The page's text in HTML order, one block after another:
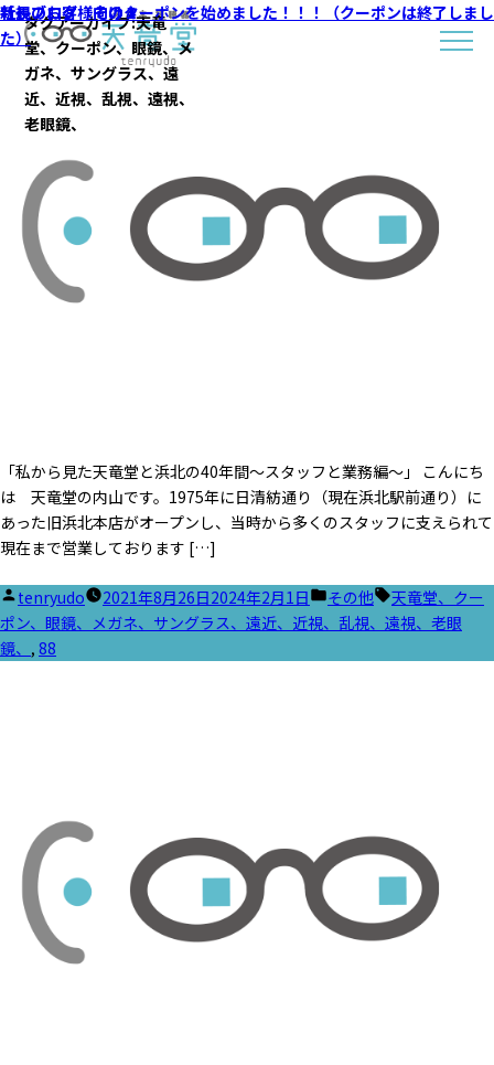
タグアーカイブ:天竜
堂、クーポン、眼鏡、メ
ガネ、サングラス、遠
近、近視、乱視、遠視、
老眼鏡、
社長ブログ その４
「私から見た天竜堂と浜北の40年間～スタッフと業務編～」 こんにち
は 天竜堂の内山です。1975年に日清紡通り（現在浜北駅前通り）に
あった旧浜北本店がオープンし、当時から多くのスタッフに支えられて
現在まで営業しております […]
投
稿
者:
tenryudo 2021年8月26日2024年2月1日
カ
テ
その他
タ
グ:
天竜堂、クー
ポン、眼鏡、メガネ、サングラス、遠近、近視、乱視、遠視、老眼
鏡、 , 88
社長ブログ その１
新規のお客様向けクーポンを始めました！！！（クーポンは終了しまし
た）